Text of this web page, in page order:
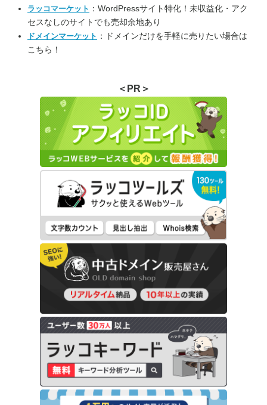
ラッコマーケット ：WordPressサイト特化！未収益化・アク
セスなしのサイトでも売却余地あり
ドメインマーケット ：ドメインだけを手軽に売りたい場合は
こちら！
＜PR＞